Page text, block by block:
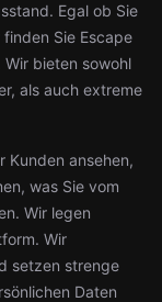
Egal ob Sie
Sie Escape
bieten sowohl
als auch extreme
Kunden ansehen,
was Sie vom
Wir legen
Wir
setzen strenge
Daten